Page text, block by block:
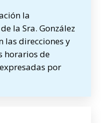
la
la Sra. González
las direcciones y
horarios de
por